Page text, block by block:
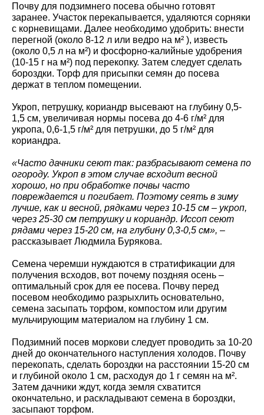
Почву для подзимнего посева обычно готовят
заранее. Участок перекапывается, удаляются сорняки
с корневищами. Далее необходимо удобрить: внести
перегной (около 8-12 л или ведро на м² ), известь
(около 0,5 л на м²) и фосфорно-калийные удобрения
(10-15 г на м²) под перекопку. Затем следует сделать
бороздки. Торф для присыпки семян до посева
держат в теплом помещении.
Укроп, петрушку, кориандр высевают на глубину 0,5-
1,5 см, увеличивая нормы посева до 4-6 г/м² для
укропа, 0,6-1,5 г/м² для петрушки, до 5 г/м² для
кориандра.
«Часто дачники сеют так: разбрасывают семена по
огороду. Укроп в этом случае всходит весной
хорошо, но при обработке почвы часто
повреждается и погибает. Поэтому сеять в зиму
лучше, как и весной, рядками через 10-15 см – укроп,
через 25-30 см петрушку и кориандр. Иссоп сеют
рядами через 15-20 см, на глубину 0,3-0,5 см», –
рассказывает Людмила Бурякова.
Семена черемши нуждаются в стратификации для
получения всходов, вот почему поздняя осень –
оптимальный срок для ее посева. Почву перед
посевом необходимо разрыхлить основательно,
семена засыпать торфом, компостом или другим
мульчирующим материалом на глубину 1 см.
Подзимний посев моркови следует проводить за 10-20
дней до окончательного наступления холодов. Почву
перекопать, сделать бороздки на расстоянии 15-20 см
и глубиной около 1 см, расходуя до 1 г семян на м².
Затем дачники ждут, когда земля схватится
окончательно, и раскладывают семена в бороздки,
засыпают торфом.